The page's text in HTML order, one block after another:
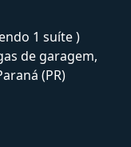
1 suíte )
de garagem,
(PR)